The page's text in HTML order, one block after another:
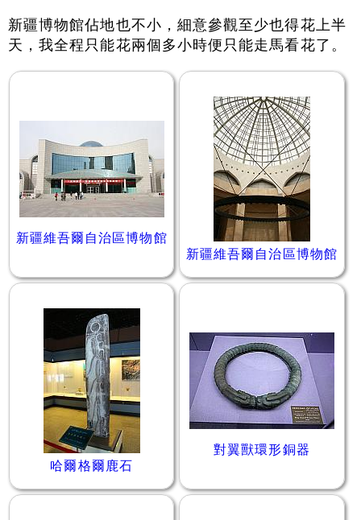
新疆博物館佔地也不小，細意參觀至少也得花上半
天，我全程只能花兩個多小時便只能走馬看花了。
新疆維吾爾自治區博物館
新疆維吾爾自治區博物館
哈爾格爾鹿石
對翼獸環形銅器